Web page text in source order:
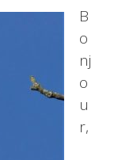
B
o
nj
o
u
r,